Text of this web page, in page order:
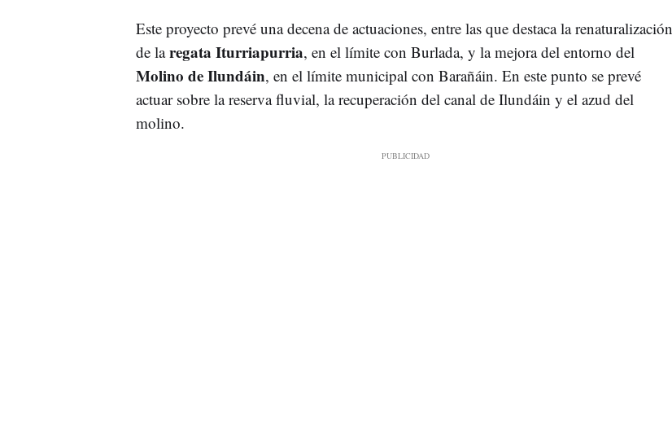
Este proyecto prevé una decena de actuaciones, entre las que destaca la renaturalización
de laregata Iturriapurria, en el límite con Burlada, y la mejora del entorno del
Molino de Ilundáin, en el límite municipal con Barañáin. En este punto se prevé
actuar sobre la reserva fluvial, la recuperación del canal de Ilundáin y el azud del
molino.